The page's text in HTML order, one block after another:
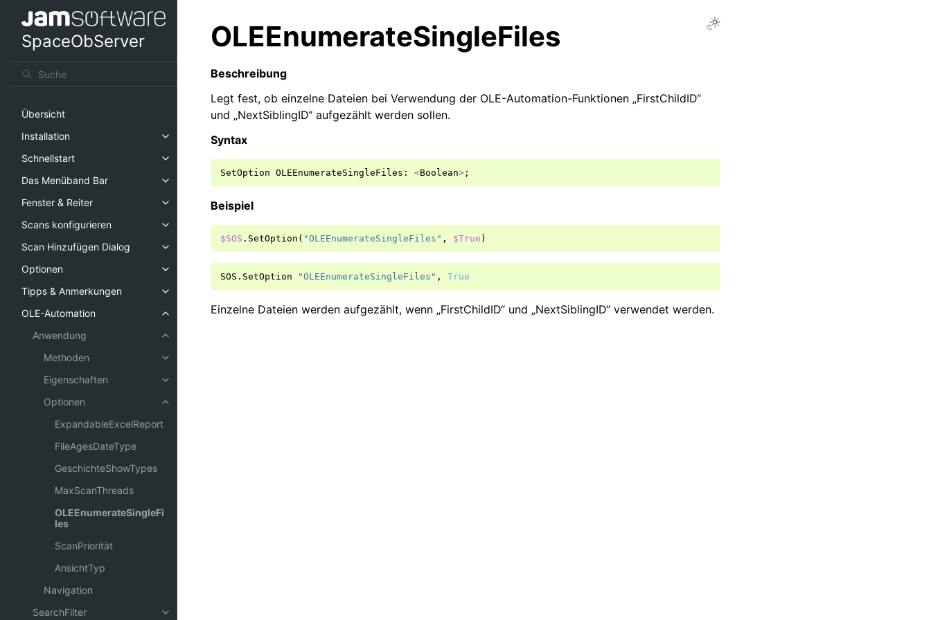
SpaceObServer
Übersicht
Installation
Schnellstart
Das Menüband Bar
Fenster & Reiter
Scans konfigurieren
Scan Hinzufügen Dialog
Optionen
Tipps & Anmerkungen
OLE-Automation
Anwendung
Methoden
Eigenschaften
Optionen
ExpandableExcelReport
FileAgesDateType
GeschichteShowTypes
MaxScanThreads
OLEEnumerateSingleFi
les
ScanPriorität
AnsichtTyp
Navigation
SearchFilter
OLEEnumerateSingleFiles
Beschreibung
Legt fest, ob einzelne Dateien bei Verwendung der OLE-Automation-Funktionen „FirstChildID“
und „NextSiblingID“ aufgezählt werden sollen.
Syntax
SetOption OLEEnumerateSingleFiles : <Boolean> ;
Beispiel
$SOS . SetOption ( "OLEEnumerateSingleFiles" , $True )
SOS . SetOption "OLEEnumerateSingleFiles" , True
Einzelne Dateien werden aufgezählt, wenn „FirstChildID“ und „NextSiblingID“ verwendet werden.